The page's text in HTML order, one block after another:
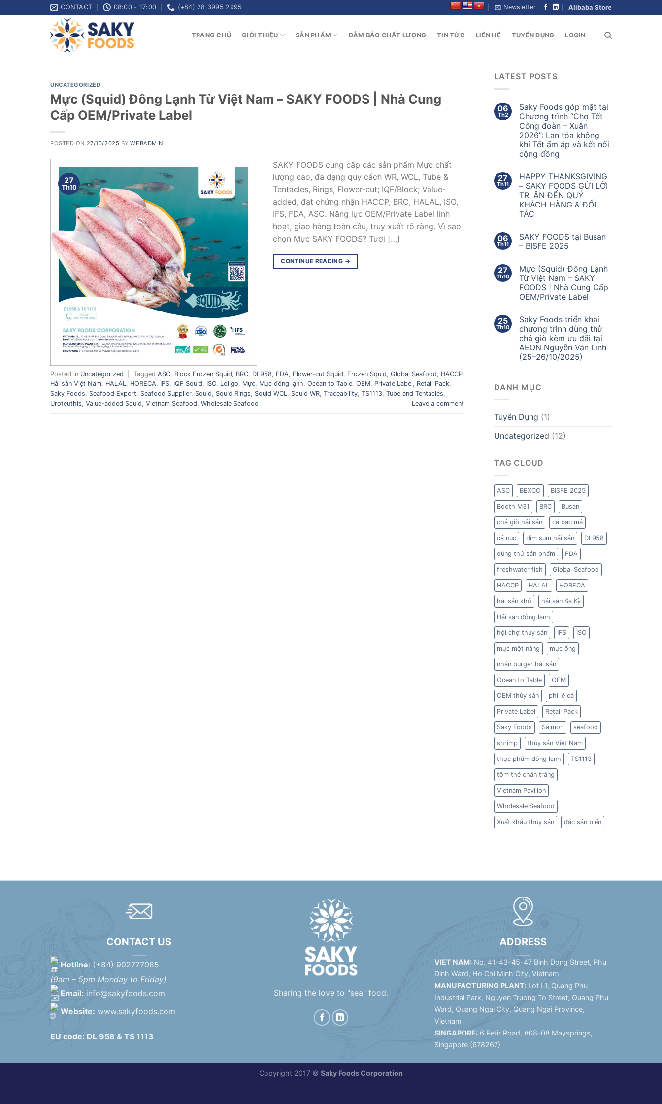
to
CONTACT 08:00 - 17:00 (+84) 28 3995 2995 Newsletter Alibaba Store
TRANG CHỦ GIỚI THIỆU SẢN PHẨM ĐẢM BẢO CHẤT LƯỢNG TIN TỨC LIÊN HỆ TUYỂN DỤNG LOGIN
UNCATEGORIZED
Mực (Squid) Đông Lạnh Từ Việt Nam – SAKY FOODS | Nhà Cung
Cấp OEM/Private Label
POSTED ON 27/10/2025 BYWEBADMIN
27
Th10
SAKY FOODS cung cấp các sản phẩm Mực chất
lượng cao, đa dạng quy cách WR, WCL, Tube &
Tentacles, Rings, Flower-cut; IQF/Block; Value-
added, đạt chứng nhận HACCP, BRC, HALAL, ISO,
IFS, FDA, ASC. Năng lực OEM/Private Label linh
hoạt, giao hàng toàn cầu, truy xuất rõ ràng. Vì sao
chọn Mực SAKY FOODS? Tươi […]
CONTINUE READING →
Posted in Uncategorized Tagged ASC Block Frozen Squid BRC DL958 FDA Flower-cut Squid Frozen Squid Global Seafood HACCP,
Hải sản Việt Nam HALAL HORECA IFS IQF Squid ISO Loligo Mực Mực đông lạnh Ocean to Table OEM Private Label Retail Pack
Saky Foods
Seafood Export Seafood Supplier, Squid Squid Rings Squid WCL Squid WR Traceability TS1113 Tube and Tentacles
Uroteuthis Value-added Squid Vietnam Seafood Wholesale Seafood Leave a comment
LATEST POSTS
06
Th2
Saky Foods góp mặt tại
Chương trình “Chợ Tết
Công đoàn – Xuân
2026”: Lan tỏa không
khí Tết ấm áp và kết nối
cộng đồng
27
Th11
HAPPY THANKSGIVING
– SAKY FOODS GỬI LỜI
TRI ÂN ĐẾN QUÝ
KHÁCH HÀNG & ĐỐI
TÁC
06
Th11
SAKY FOODS tại Busan
– BISFE 2025
27
Th10
Mực (Squid) Đông Lạnh
Từ Việt Nam – SAKY
FOODS | Nhà Cung Cấp
OEM/Private Label
25
Th10
Saky Foods triển khai
chương trình dùng thử
chả giò kèm ưu đãi tại
AEON Nguyễn Văn Linh
(25–26/10/2025)
DANH MỤC
Tuyển Dụng (1)
Uncategorized (12)
TAG CLOUD
ASC BEXCO BISFE 2025
Booth M31 BRC Busan
chả giò hải sản cá bạc má
cá nục dim sum hải sản DL958
dùng thử sản phẩm FDA
freshwater fish Global Seafood
HACCP HALAL HORECA
hải sản khô hải sản Sa Kỳ
Hải sản đông lạnh
hội chợ thủy sản IFS ISO
mực một nắng mực ống
nhân burger hải sản
Ocean to Table OEM
OEM thủy sản phi lê cá
Private Label Retail Pack
Saky Foods Salmon seafood
shrimp thủy sản Việt Nam
thực phẩm đông lạnh TS1113
tôm thẻ chân trắng
Vietnam Pavilion
Wholesale Seafood
Xuất khẩu thủy sản đặc sản biển
CONTACT US
Hotline: (+84) 902777085
(9am – 5pm Monday to Friday)
Email: info@sakyfoods.com
Website: www.sakyfoods.com
EU code: DL 958 & TS 1113
Sharing the love to "sea" food.
ADDRESS
VIET NAM: No. 41-43-45-47 Binh Dong Street, Phu
Dinh Ward, Ho Chi Minh City, Vietnam
MANUFACTURING PLANT: Lot L1, Quang Phu
Industrial Park, Nguyen Truong To Street, Quang Phu
Ward, Quang Ngai City, Quang Ngai Province,
Vietnam
SINGAPORE: 6 Petir Road, #08-08 Maysprings,
Singapore (678267)
Copyright 2017 © Saky Foods Corporation